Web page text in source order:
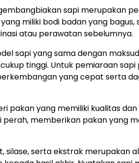
sapi merupakan
miliki bodi badan yang
atau perawatan sebelumnya.
sapi yang sama dengan
tinggi. Untuk pemiaraan
yang cepat serta
pakan yang memiliki kualitas
memberikan pakan yang
silase, serta ekstrak